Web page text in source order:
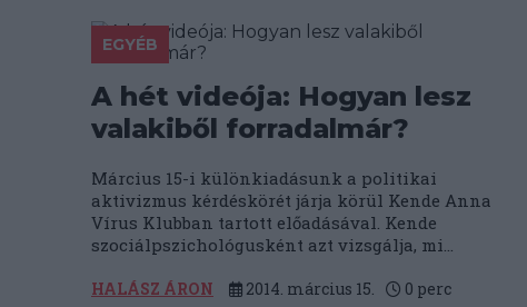
EGYÉB
A hét videója: Hogyan lesz
valakiből forradalmár?
Március 15-i különkiadásunk a politikai
aktivizmus kérdéskörét járja körül Kende Anna
Vírus Klubban tartott előadásával. Kende
szociálpszichológusként azt vizsgálja, mi...
HALÁSZ ÁRON 2014. március 15. 0 perc